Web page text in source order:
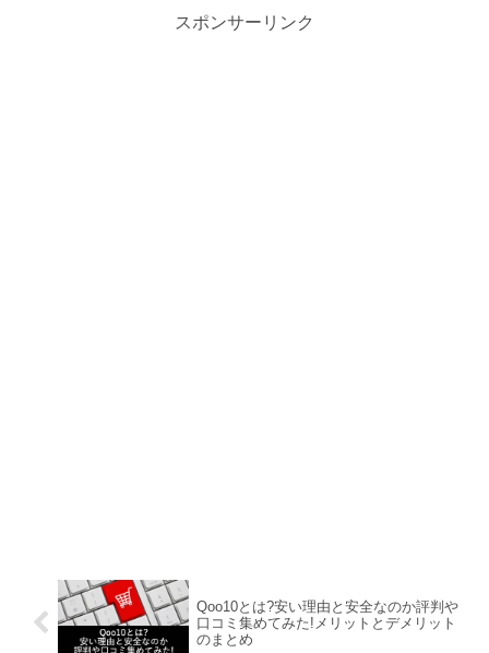
スポンサーリンク
Qoo10とは?安い理由と安全なのか評判や
口コミ集めてみた!メリットとデメリット
のまとめ